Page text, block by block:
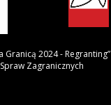
2024 - Regranting”
Zagranicznych